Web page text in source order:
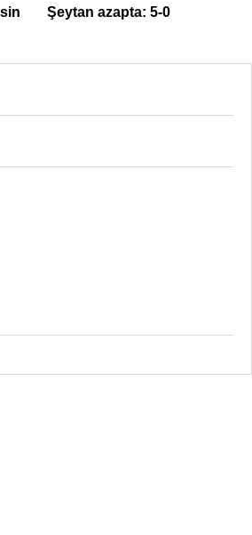
Şeytan azapta: 5-0